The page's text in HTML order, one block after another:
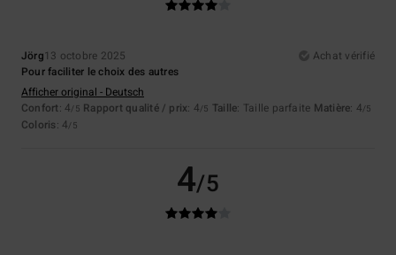
Jörg13 octobre 2025
Achat vérifié
Pour faciliter le choix des autres
Afficher original - Deutsch
Confort: 4/5 Rapport qualité / prix: 4/5 Taille: Taille parfaite Matière: 4/5
Coloris: 4/5
4/5